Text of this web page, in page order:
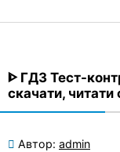
ᐈ ГДЗ Тест-
скачати, читати
Автор: admin